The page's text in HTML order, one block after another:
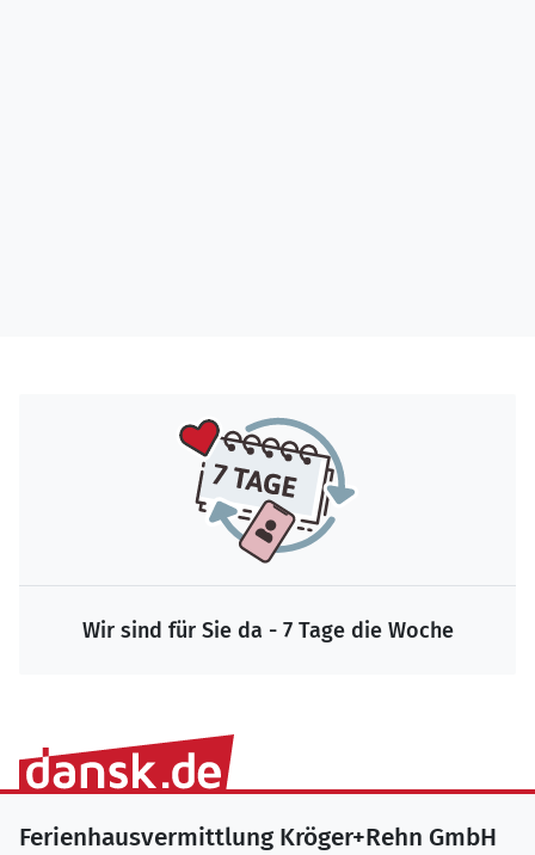
Wir sind für Sie da - 7 Tage die Woche
Ferienhausvermittlung Kröger+Rehn GmbH